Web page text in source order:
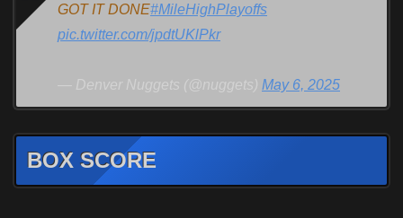
GOT IT DONE#MileHighPlayoffs
pic.twitter.com/jpdtUKlPkr
— Denver Nuggets (@nuggets) May 6, 2025
BOX SCORE